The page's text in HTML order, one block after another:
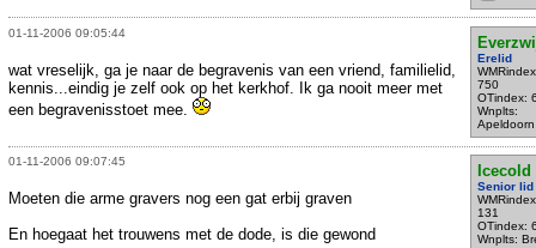
01-11-2006 09:05:44
Erelid
750
OTindex:
Wnplts:
Apeldoorn
wat vreselijk, ga je naar de begravenis van een vriend, familielid,
kennis...eindig je zelf ook op het kerkhof. Ik ga nooit meer met
een begravenisstoet mee.
01-11-2006 09:07:45
Icecold
Senior lid
131
OTindex:
Wnplts:
Moeten die arme gravers nog een gat erbij graven
En hoegaat het trouwens met de dode, is die gewond